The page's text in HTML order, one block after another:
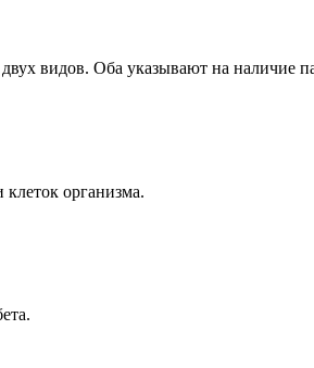
видов. Оба указывают на наличие
организма.